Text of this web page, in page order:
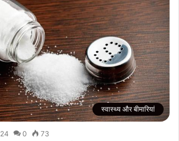
स्वास्थ्य और बीमारियां
0 73